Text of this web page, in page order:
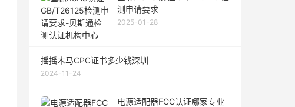
测申请要求
2025-01-28
摇摇木马CPC证书多少钱深圳
2024-11-24
电源适配器FCC认证哪家专业